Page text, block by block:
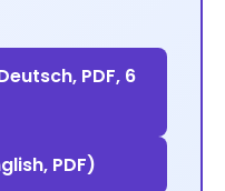
PDF, 6
PDF)